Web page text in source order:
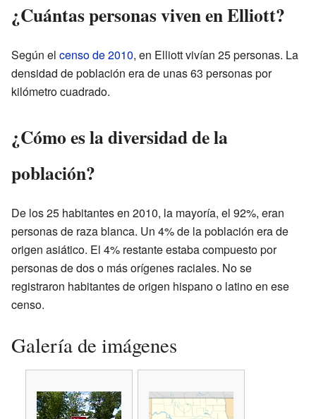
¿Cuántas personas viven en Elliott?
Según el censo de 2010, en Elliott vivían 25 personas. La
densidad de población era de unas 63 personas por
kilómetro cuadrado.
¿Cómo es la diversidad de la
población?
De los 25 habitantes en 2010, la mayoría, el 92%, eran
personas de raza blanca. Un 4% de la población era de
origen asiático. El 4% restante estaba compuesto por
personas de dos o más orígenes raciales. No se
registraron habitantes de origen hispano o latino en ese
censo.
Galería de imágenes